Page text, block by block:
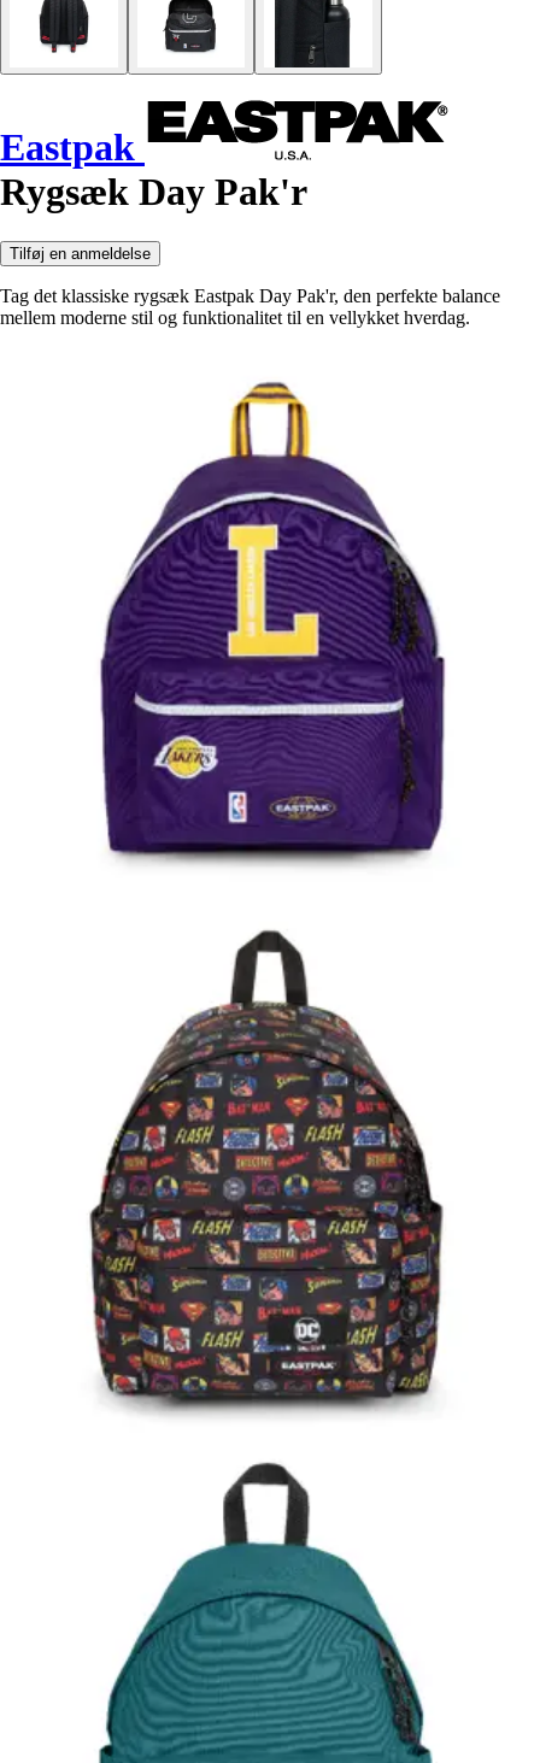
Eastpak
Rygsæk Day Pak'r
Tilføj en anmeldelse
Tag det klassiske rygsæk Eastpak Day Pak'r, den perfekte balance
mellem moderne stil og funktionalitet til en vellykket hverdag.